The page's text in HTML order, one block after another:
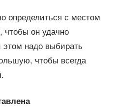
определиться с местом
чтобы он удачно
этом надо выбирать
чтобы всегда